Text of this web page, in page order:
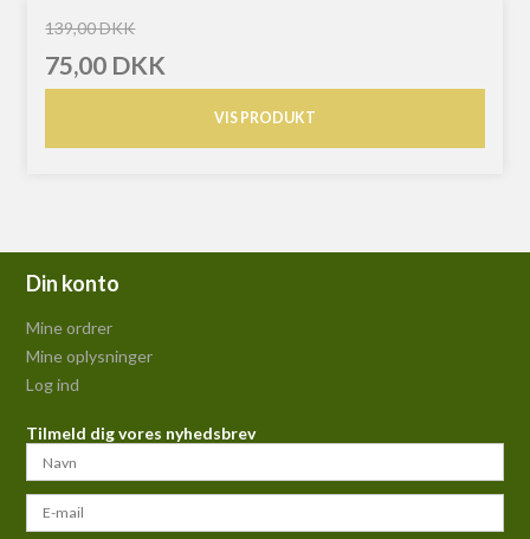
139,00 DKK
75,00 DKK
VIS PRODUKT
Din konto
Mine ordrer
Mine oplysninger
Log ind
Tilmeld dig vores nyhedsbrev